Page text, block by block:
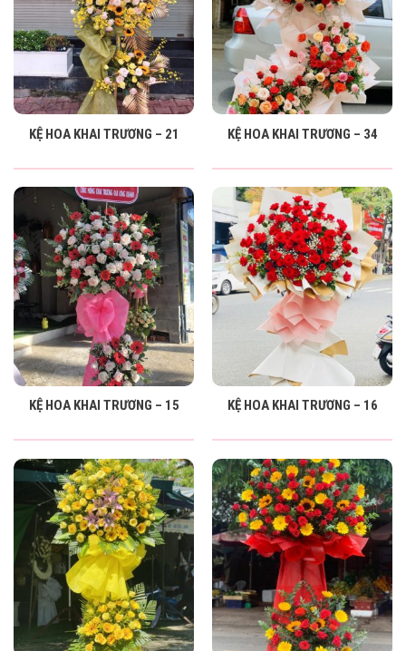
KỆ HOA KHAI TRƯƠNG – 21 KỆ HOA KHAI TRƯƠNG – 34
KỆ HOA KHAI TRƯƠNG – 15 KỆ HOA KHAI TRƯƠNG – 16